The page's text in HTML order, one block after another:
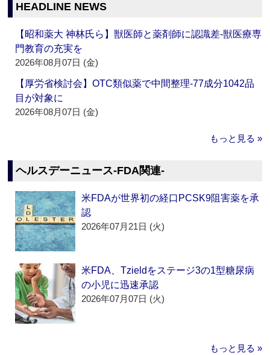
HEADLINE NEWS
【昭和薬大 神林氏ら】獣医師と薬剤師に認識差‐獣医療専
門教育の充実を
2026年08月07日 (金)
【厚労省検討会】OTC類似薬で中間整理‐77成分1042品
目が対象に
2026年08月07日 (金)
もっと見る »
ヘルスデーニュース‐FDA関連‐
米FDAが世界初の経口PCSK9阻害薬を承
認
2026年07月21日 (火)
米FDA、Tzieldをステージ3の1型糖尿病
の小児に迅速承認
2026年07月07日 (火)
もっと見る »